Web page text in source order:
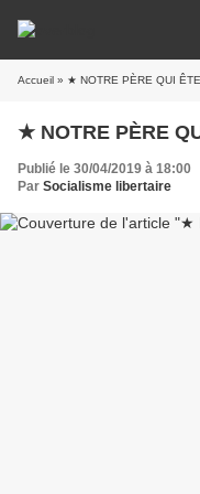
Accueil » ★ NOTRE PÈRE QUI
★ NOTRE PÈRE
Publié le 30/04/2019 à 18:00
Par Socialisme libertaire